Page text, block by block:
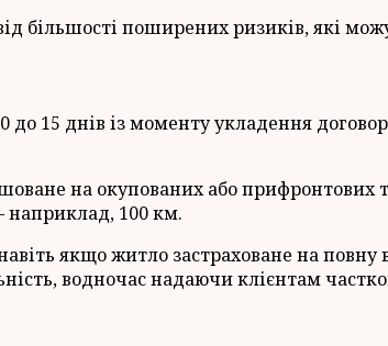
більшості поширених ризиків, які
15 днів із моменту укладення
на окупованих або прифронтових
наприклад, 100 км.
якщо житло застраховане на
водночас надаючи клієнтам